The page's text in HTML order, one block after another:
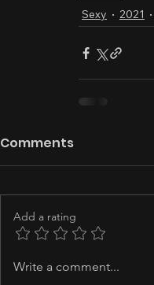
Sexy 2021
Comments
Add a rating
Write a comment...